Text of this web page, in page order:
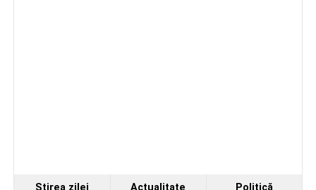
Ştirea zilei Actualitate Politică